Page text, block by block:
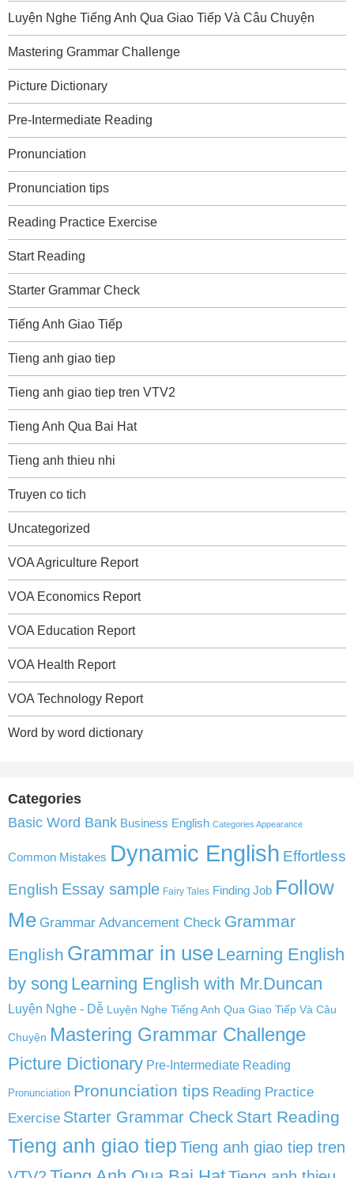
Luyện Nghe Tiếng Anh Qua Giao Tiếp Và Câu Chuyện
Mastering Grammar Challenge
Picture Dictionary
Pre-Intermediate Reading
Pronunciation
Pronunciation tips
Reading Practice Exercise
Start Reading
Starter Grammar Check
Tiếng Anh Giao Tiếp
Tieng anh giao tiep
Tieng anh giao tiep tren VTV2
Tieng Anh Qua Bai Hat
Tieng anh thieu nhi
Truyen co tich
Uncategorized
VOA Agriculture Report
VOA Economics Report
VOA Education Report
VOA Health Report
VOA Technology Report
Word by word dictionary
Categories
Basic Word Bank Business English Categories Appearance
Common Mistakes Dynamic English Effortless
English Essay sample Fairy Tales Finding Job Follow
Me Grammar Advancement Check Grammar
English Grammar in use Learning English
by song Learning English with Mr.Duncan
Luyện Nghe - Dễ Luyện Nghe Tiếng Anh Qua Giao Tiếp Và Câu
Chuyện Mastering Grammar Challenge
Picture Dictionary Pre-Intermediate Reading
Pronunciation Pronunciation tips Reading Practice
Exercise Starter Grammar Check Start Reading
Tieng anh giao tiep Tieng anh giao tiep tren